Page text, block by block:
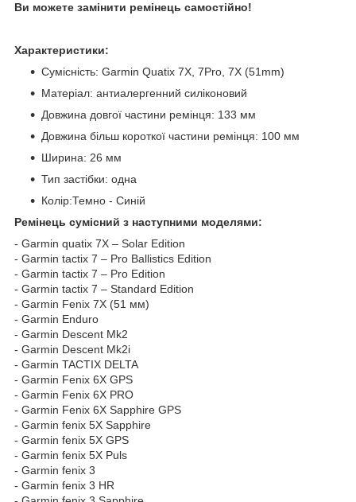
Ви можете замінити ремінець самостійно!
Характеристики:
Сумісність: Garmin Quatix 7X, 7Pro, 7X (51mm)
Матеріал: антиалергенний силіконовий
Довжина довгої частини ремінця: 133 мм
Довжина більш короткої частини ремінця: 100 мм
Ширина: 26 мм
Тип застібки: одна
Колір:Темно - Синій
Ремінець сумісний з наступними моделями:
- Garmin quatix 7X – Solar Edition
- Garmin tactix 7 – Pro Ballistics Edition
- Garmin tactix 7 – Pro Edition
- Garmin tactix 7 – Standard Edition
- Garmin Fenix 7X (51 мм)
- Garmin Enduro
- Garmin Descent Mk2
- Garmin Descent Mk2i
- Garmin TACTIX DELTA
- Garmin Fenix 6X GPS
- Garmin Fenix 6X PRO
- Garmin Fenix 6X Sapphire GPS
- Garmin fenix 5X Sapphire
- Garmin fenix 5X GPS
- Garmin fenix 5X Puls
- Garmin fenix 3
- Garmin fenix 3 HR